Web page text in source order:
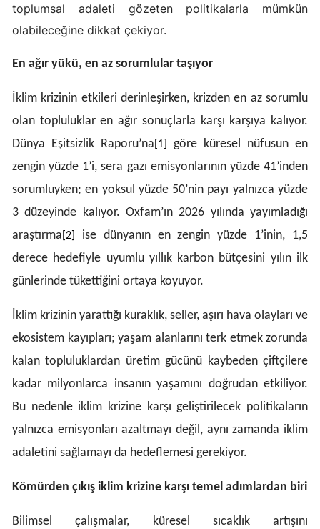
Hatay
İstanbul
İzmir
Kars
Kastamonu
Kırklareli
Kocaeli
Konya
Kütahya
Malatya
Manisa
Kahramanmaraş
Mardin
Muğla
toplumsal adaleti gözeten politikalarla mümkün
olabileceğine dikkat çekiyor.
En ağır yükü, en az sorumlular taşıyor
İklim krizinin etkileri derinleşirken, krizden en az sorumlu
olan topluluklar en ağır sonuçlarla karşı karşıya kalıyor.
Dünya Eşitsizlik Raporu’na [1]
göre küresel nüfusun en
zengin yüzde 1’i, sera gazı emisyonlarının yüzde 41’inden
sorumluyken; en yoksul yüzde 50’nin payı yalnızca yüzde
3 düzeyinde kalıyor. Oxfam’ın 2026 yılında yayımladığı
araştırma [2]
ise dünyanın en zengin yüzde 1’inin, 1,5
derece hedefiyle uyumlu yıllık karbon bütçesini yılın ilk
günlerinde tükettiğini ortaya koyuyor.
İklim krizinin yarattığı kuraklık, seller, aşırı hava olayları ve
ekosistem kayıpları; yaşam alanlarını terk etmek zorunda
kalan topluluklardan üretim gücünü kaybeden çiftçilere
kadar milyonlarca insanın yaşamını doğrudan etkiliyor.
Bu nedenle iklim krizine karşı geliştirilecek politikaların
yalnızca emisyonları azaltmayı değil, aynı zamanda iklim
adaletini sağlamayı da hedeflemesi gerekiyor.
Kömürden çıkış iklim krizine karşı temel adımlardan biri
Bilimsel çalışmalar, küresel sıcaklık artışını